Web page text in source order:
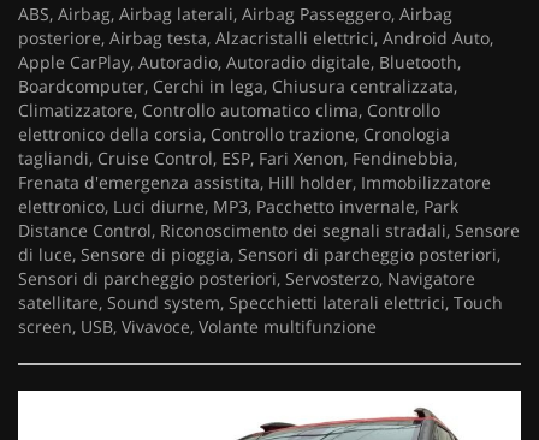
ABS, Airbag, Airbag laterali, Airbag Passeggero, Airbag
posteriore, Airbag testa, Alzacristalli elettrici, Android Auto,
Apple CarPlay, Autoradio, Autoradio digitale, Bluetooth,
Boardcomputer, Cerchi in lega, Chiusura centralizzata,
Climatizzatore, Controllo automatico clima, Controllo
elettronico della corsia, Controllo trazione, Cronologia
tagliandi, Cruise Control, ESP, Fari Xenon, Fendinebbia,
Frenata d'emergenza assistita, Hill holder, Immobilizzatore
elettronico, Luci diurne, MP3, Pacchetto invernale, Park
Distance Control, Riconoscimento dei segnali stradali, Sensore
di luce, Sensore di pioggia, Sensori di parcheggio posteriori,
Sensori di parcheggio posteriori, Servosterzo, Navigatore
satellitare, Sound system, Specchietti laterali elettrici, Touch
screen, USB, Vivavoce, Volante multifunzione